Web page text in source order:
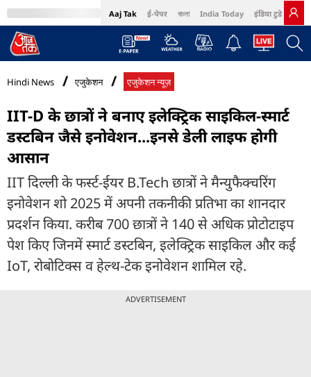
Aaj Tak ई-पेपर বাংলা India Today इंडिया टुडे हिंदी
MumbaiTak Cosmopolitan Harper's Bazaar Northeast
Hindi News एजुकेशन एजुकेशन न्यूज़
IIT-D के छात्रों ने बनाए इलेक्ट्र‍िक साइक‍िल-स्मार्ट
डस्टबिन जैसे इनोवेशन...इनसे डेली लाइफ होगी
आसान
IIT दिल्ली के फर्स्ट-ईयर B.Tech छात्रों ने मैन्युफैक्चरिंग
इनोवेशन शो 2025 में अपनी तकनीकी प्रतिभा का शानदार
प्रदर्शन किया. करीब 700 छात्रों ने 140 से अधिक प्रोटोटाइप
पेश किए जिनमें स्मार्ट डस्टबिन, इलेक्ट्रिक साइकिल और कई
IoT, रोबोटिक्स व हेल्थ-टेक इनोवेशन शामिल रहे.
ADVERTISEMENT